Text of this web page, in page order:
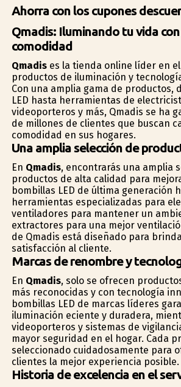
Ahorra con los cupones
Qmadis: Iluminando tu vida
comodidad
Qmadises la tienda online líder en
productos de iluminación y
Con una amplia gama de productos,
LED hasta herramientas de
videoporteros y más, Qmadis se ha
de millones de clientes que buscan
comodidad en sus hogares.
Una amplia selección de
En Qmadis, encontrarás una amplia
productos de alta calidad para
bombillas LED de última generación
herramientas especializadas para
ventiladores para mantener un
extractores para una mejor
de Qmadis está diseñado para
satisfacción al cliente.
Marcas de renombre y
En Qmadis, solo se ofrecen
más reconocidas y con tecnología
bombillas LED de marcas líderes
iluminación eficiente y duradera,
videoporteros y sistemas de
mayor seguridad en el hogar. Cada
seleccionado cuidadosamente para
clientes la mejor experiencia posible.
Historia de excelencia en el